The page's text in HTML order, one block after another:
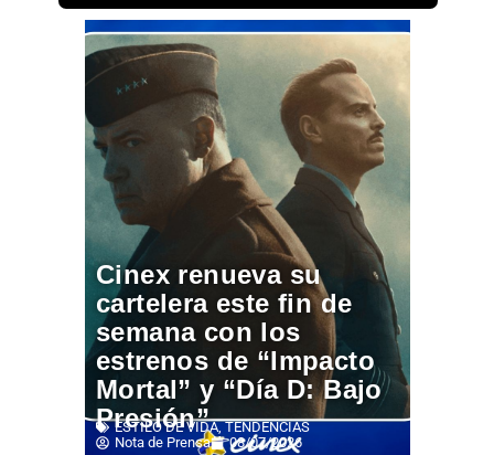
Cinex renueva su
cartelera este fin de
semana con los
estrenos de “Impacto
Mortal” y “Día D: Bajo
Presión”
ESTILO DE VIDA,TENDENCIAS
Nota de Prensa
08/07/2026